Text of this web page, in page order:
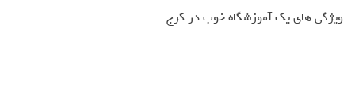
ویژگی های یک آموزشگاه خوب در کرج